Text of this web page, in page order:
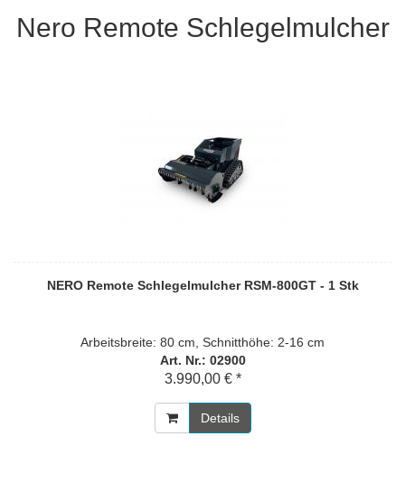
Nero Remote Schlegelmulcher
NERO Remote Schlegelmulcher RSM-800GT - 1 Stk
Arbeitsbreite: 80 cm, Schnitthöhe: 2-16 cm
Art. Nr.: 02900
3.990,00 € *
Details